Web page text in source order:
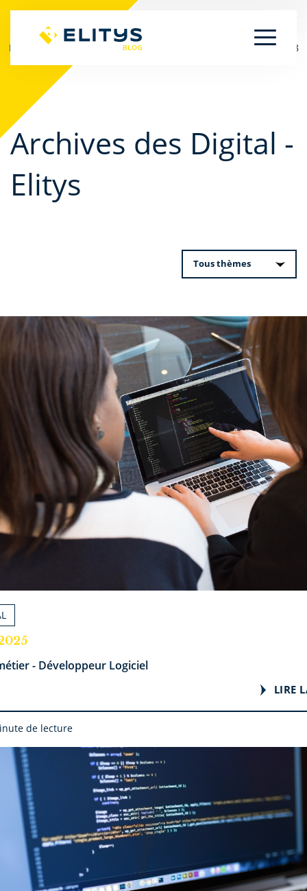
Nombre total d\'articles [articles-expertise/digital-expertise] : 8
Archives des Digital -
Elitys
Tous thèmes
- Développeur Logiciel
LIRE
de lecture